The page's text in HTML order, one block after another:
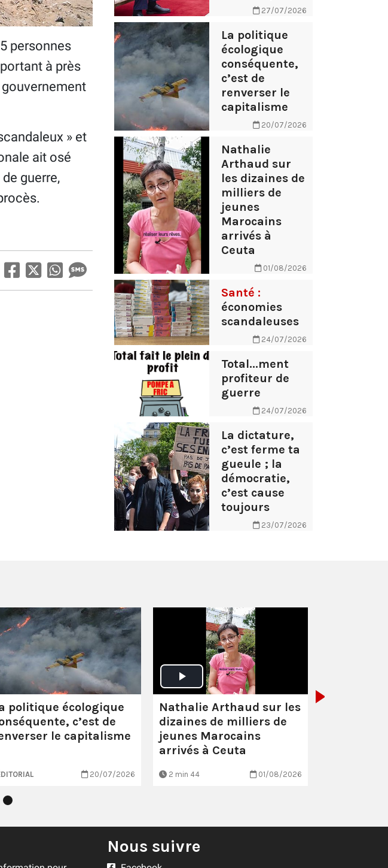
personnes
à près
» et
ait osé
guerre,
27/07/2026
La politique
écologique
conséquente,
c’est de
renverser le
capitalisme
20/07/2026
Nathalie
Arthaud sur
les dizaines de
milliers de
jeunes
Marocains
arrivés à
Ceuta
01/08/2026
Santé :
économies
scandaleuses
24/07/2026
Total...ment
profiteur de
guerre
24/07/2026
La dictature,
c’est ferme ta
gueule ; la
démocratie,
c’est cause
toujours
23/07/2026
politique écologique
c’est de
le capitalisme
20/07/2026
Nathalie Arthaud sur les
dizaines de milliers de
jeunes Marocains
arrivés à Ceuta
2 min 44 01/08/2026
Nous suivre